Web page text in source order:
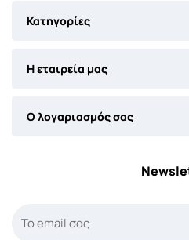
Κατηγορίες
Η εταιρεία μας
Ο λογαριασμός σας